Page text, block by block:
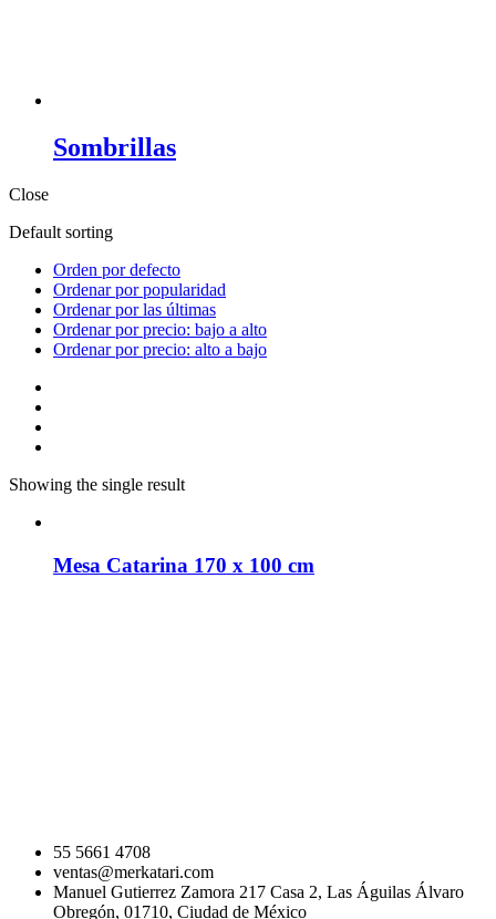
Sombrillas
Close
Default sorting
Orden por defecto
Ordenar por popularidad
Ordenar por las últimas
Ordenar por precio: bajo a alto
Ordenar por precio: alto a bajo
Showing the single result
Mesa Catarina 170 x 100 cm
55 5661 4708
ventas@merkatari.com
Manuel Gutierrez Zamora 217 Casa 2, Las Águilas Álvaro
Obregón, 01710, Ciudad de México